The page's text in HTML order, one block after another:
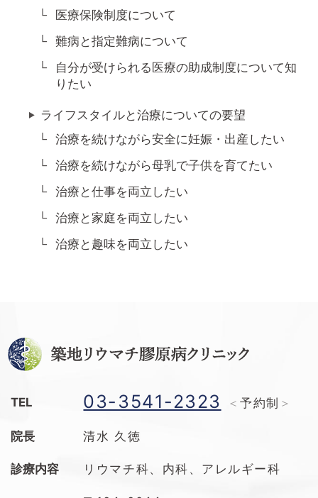
医療保険制度について
難病と指定難病について
自分が受けられる医療の助成制度について知
りたい
ライフスタイルと治療についての要望
治療を続けながら安全に妊娠・出産したい
治療を続けながら母乳で子供を育てたい
治療と仕事を両立したい
治療と家庭を両立したい
治療と趣味を両立したい
TEL 03-3541-2323 予約制
院長 清水 久徳
診療内容 リウマチ科、内科、アレルギー科